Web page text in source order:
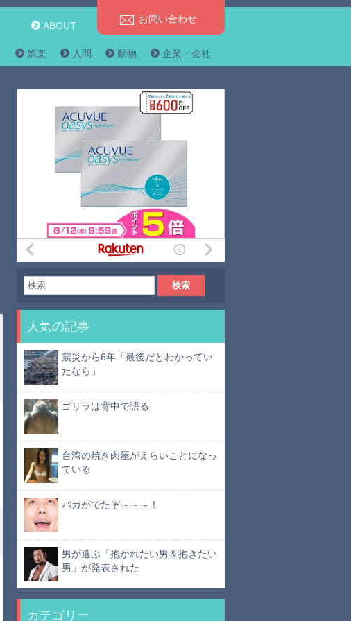
お問い合わせ
ABOUT
娯楽 人間 動物 企業・会社
人気の記事
震災から6年「最後だとわかってい
たなら」
ゴリラは背中で語る
台湾の焼き肉屋がえらいことになっ
ている
バカがでたぞ～～～！
男が選ぶ「抱かれたい男＆抱きたい
男」が発表された
カテゴリー